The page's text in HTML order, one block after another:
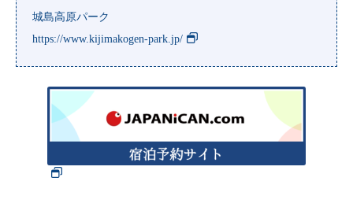
城島高原パーク
https://www.kijimakogen-park.jp/